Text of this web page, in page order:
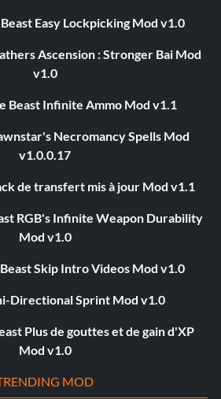
Easy Lockpicking Mod v1.0
Ascension : Stronger Bai Mod
v1.0
Beast Infinite Ammo Mod v1.1
Necromancy Spells Mod
v1.0.0.17
de transfert mis à jour Mod v1.1
RGB's Infinite Weapon Durability
Mod v1.0
Skip Intro Videos Mod v1.0
Directional Sprint Mod v1.0
Plus de gouttes et de gain d'XP
Mod v1.0
MOD